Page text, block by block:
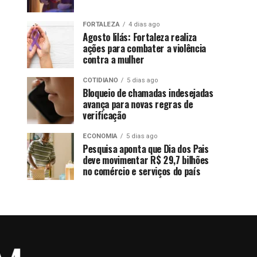
FORTALEZA 4 dias ago
Agosto lilás: Fortaleza realiza
ações para combater a violência
contra a mulher
COTIDIANO 5 dias ago
Bloqueio de chamadas indesejadas
avança para novas regras de
verificação
ECONOMIA 5 dias ago
Pesquisa aponta que Dia dos Pais
deve movimentar R$ 29,7 bilhões
no comércio e serviços do país